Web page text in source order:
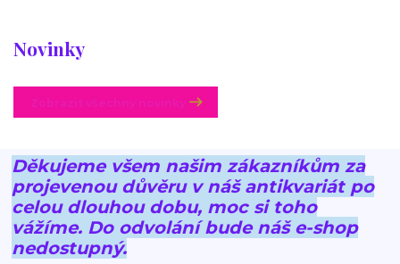
Novinky
Děkujeme všem našim zákazníkům za
projevenou důvěru v náš antikvariát po
celou dlouhou dobu, moc si toho
vážíme. Do odvolání bude náš e-shop
nedostupný.